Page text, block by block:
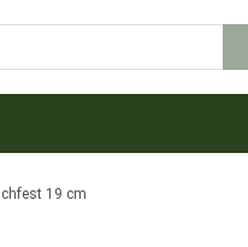
19 cm